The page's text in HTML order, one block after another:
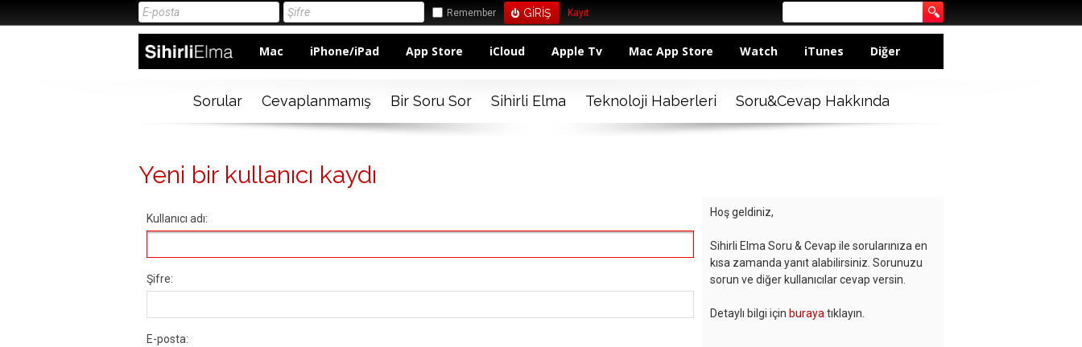
Remember Kayıt
Mac iPhone/iPad App Store iCloud Apple Tv Mac App Store Watch iTunes Diğer
Sorular Cevaplanmamış Bir Soru Sor Sihirli Elma Teknoloji Haberleri Soru&Cevap Hakkında
Yeni bir kullanıcı kaydı
Kullanıcı adı:
Şifre:
E-posta:
Hoş geldiniz,
Sihirli Elma Soru & Cevap ile sorularınıza en
kısa zamanda yanıt alabilirsiniz. Sorunuzu
sorun ve diğer kullanıcılar cevap versin.
Detaylı bilgi için buraya tıklayın.